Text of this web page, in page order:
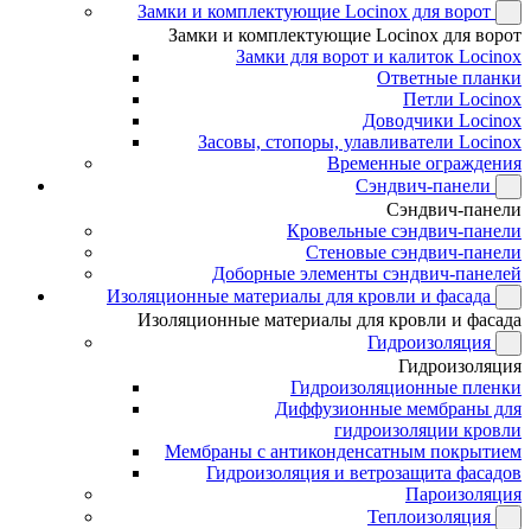
Замки и комплектующие Locinox для ворот
Замки и комплектующие Locinox для ворот
Замки для ворот и калиток Locinox
Ответные планки
Петли Locinox
Доводчики Locinox
Засовы, стопоры, улавливатели Locinox
Временные ограждения
Сэндвич-панели
Сэндвич-панели
Кровельные сэндвич-панели
Стеновые сэндвич-панели
Доборные элементы сэндвич-панелей
Изоляционные материалы для кровли и фасада
Изоляционные материалы для кровли и фасада
Гидроизоляция
Гидроизоляция
Гидроизоляционные пленки
Диффузионные мембраны для
гидроизоляции кровли
Мембраны с антиконденсатным покрытием
Гидроизоляция и ветрозащита фасадов
Пароизоляция
Теплоизоляция